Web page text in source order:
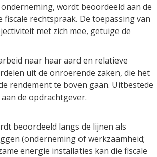
wordt beoordeeld aan de
rechtspraak. De toepassing van
met zich mee, getuige de
naar haar aard en relatieve
uit de onroerende zaken, die het
rendement te boven gaan. Uitbestede
de opdrachtgever.
beoordeeld langs de lijnen als
(onderneming of werkzaamheid;
energie installaties kan die fiscale